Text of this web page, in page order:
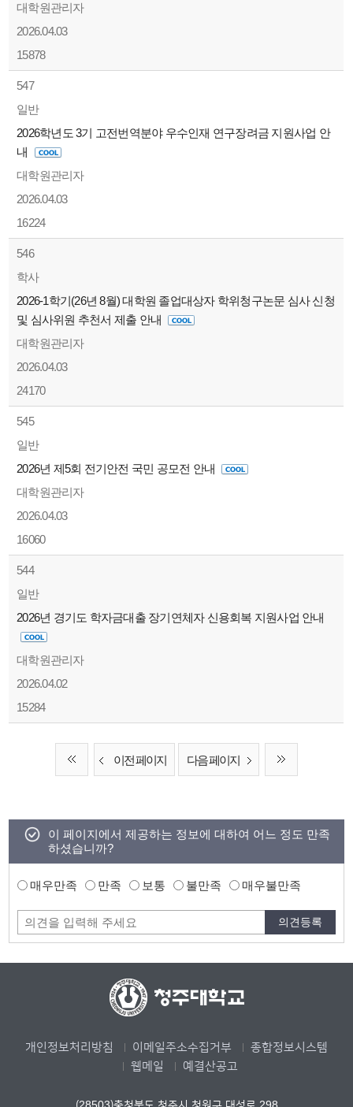
대학원관리자
2026.04.03
15878
547
일반
2026학년도 3기 고전번역분야 우수인재 연구장려금 지원사업 안
내
대학원관리자
2026.04.03
16224
546
학사
2026-1학기(26년 8월) 대학원 졸업대상자 학위청구논문 심사 신청
및 심사위원 추천서 제출 안내
대학원관리자
2026.04.03
24170
545
일반
2026년 제5회 전기안전 국민 공모전 안내
대학원관리자
2026.04.03
16060
544
일반
2026년 경기도 학자금대출 장기연체자 신용회복 지원사업 안내
대학원관리자
2026.04.02
15284
이전 페이지 다음 페이지
이 페이지에서 제공하는 정보에 대하여 어느 정도 만족
하셨습니까?
매우만족 만족 보통 불만족 매우불만족
개인정보처리방침 이메일주소수집거부
종합정보시스템
웹메일
예결산공고